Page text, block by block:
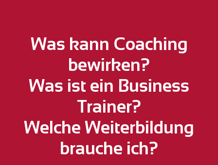
Was kann Coaching
bewirken?
Was ist ein Business
Trainer?
Welche Weiterbildung
brauche ich?